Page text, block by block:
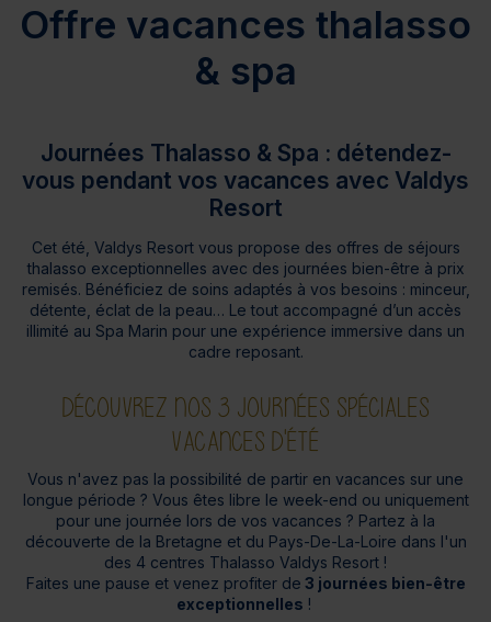
Offre vacances thalasso
& spa
Journées Thalasso & Spa : détendez-
vous pendant vos vacances avec Valdys
Resort
Cet été, Valdys Resort vous propose des offres de séjours
thalasso exceptionnelles avec des journées bien-être à prix
remisés. Bénéficiez de soins adaptés à vos besoins : minceur,
détente, éclat de la peau… Le tout accompagné d’un accès
illimité au Spa Marin pour une expérience immersive dans un
cadre reposant.
DÉCOUVREZ NOS 3 JOURNÉES SPÉCIALES
VACANCES D'ÉTÉ
Vous n'avez pas la possibilité de partir en vacances sur une
longue période ? Vous êtes libre le week-end ou uniquement
pour une journée lors de vos vacances ? Partez à la
découverte de la Bretagne et du Pays-De-La-Loire dans l'un
des 4 centres Thalasso Valdys Resort !
Faites une pause et venez profiter de 3 journées bien-être
exceptionnelles !